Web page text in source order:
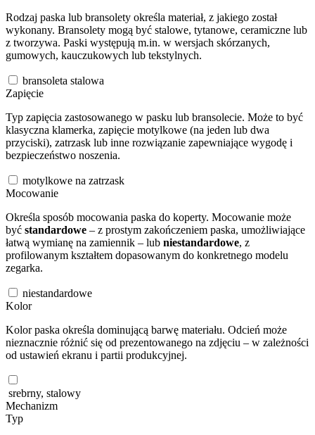
Rodzaj paska lub bransolety określa materiał, z jakiego został
wykonany. Bransolety mogą być stalowe, tytanowe, ceramiczne lub
z tworzywa. Paski występują m.in. w wersjach skórzanych,
gumowych, kauczukowych lub tekstylnych.
bransoleta stalowa
Zapięcie
Typ zapięcia zastosowanego w pasku lub bransolecie. Może to być
klasyczna klamerka, zapięcie motylkowe (na jeden lub dwa
przyciski), zatrzask lub inne rozwiązanie zapewniające wygodę i
bezpieczeństwo noszenia.
motylkowe na zatrzask
Mocowanie
Określa sposób mocowania paska do koperty. Mocowanie może
być standardowe – z prostym zakończeniem paska, umożliwiające
łatwą wymianę na zamiennik – lub niestandardowe, z
profilowanym kształtem dopasowanym do konkretnego modelu
zegarka.
niestandardowe
Kolor
Kolor paska określa dominującą barwę materiału. Odcień może
nieznacznie różnić się od prezentowanego na zdjęciu – w zależności
od ustawień ekranu i partii produkcyjnej.
srebrny, stalowy
Mechanizm
Typ